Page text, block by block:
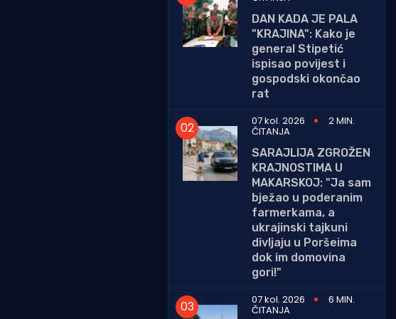
DAN KADA JE PALA
"KRAJINA": Kako je
general Stipetić
ispisao povijest i
gospodski okončao
rat
07 kol. 2026
2 MIN.
ČITANJA
SARAJLIJA ZGROŽEN
KRAJNOSTIMA U
MAKARSKOJ: "Ja sam
bježao u poderanim
farmerkama, a
ukrajinski tajkuni
divljaju u Poršeima
dok im domovina
gori!"
07 kol. 2026
6 MIN.
ČITANJA